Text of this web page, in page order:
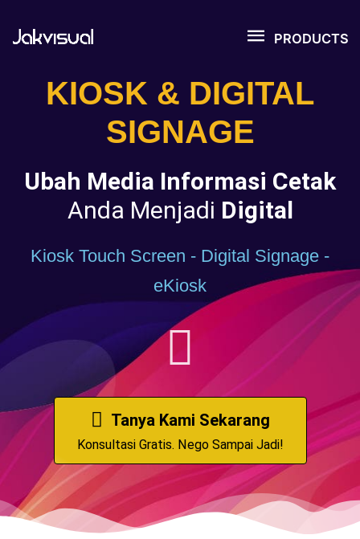
ke
PRODUCTS
KIOSK & DIGITAL
SIGNAGE
Ubah Media Informasi Cetak
Anda Menjadi Digital
Kiosk Touch Screen - Digital Signage -
eKiosk
Tanya Kami Sekarang
Konsultasi Gratis. Nego Sampai Jadi!